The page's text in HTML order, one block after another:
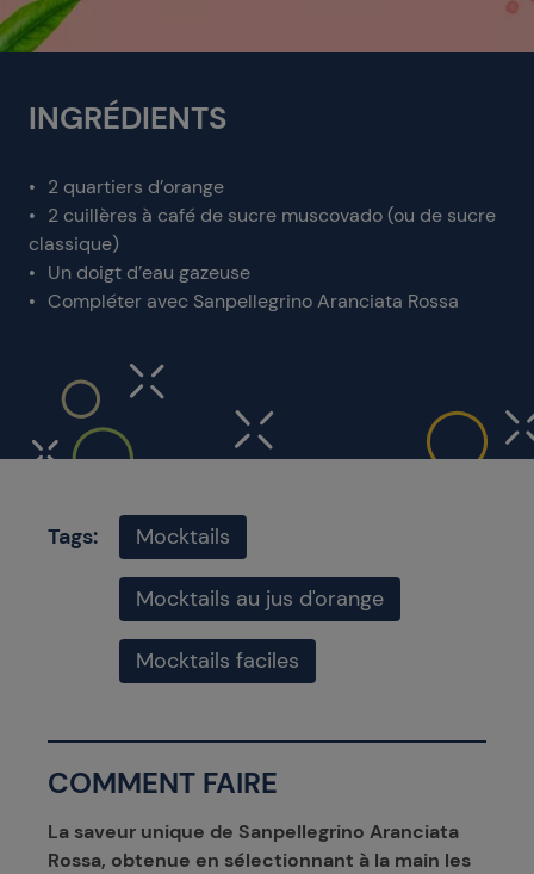
INGRÉDIENTS
2 quartiers d’orange
2 cuillères à café de sucre muscovado (ou de sucre
classique)
Un doigt d’eau gazeuse
Compléter avec Sanpellegrino Aranciata Rossa
Tags: Mocktails
Mocktails au jus d'orange
Mocktails faciles
COMMENT FAIRE
La saveur unique de Sanpellegrino Aranciata
Rossa, obtenue en sélectionnant à la main les